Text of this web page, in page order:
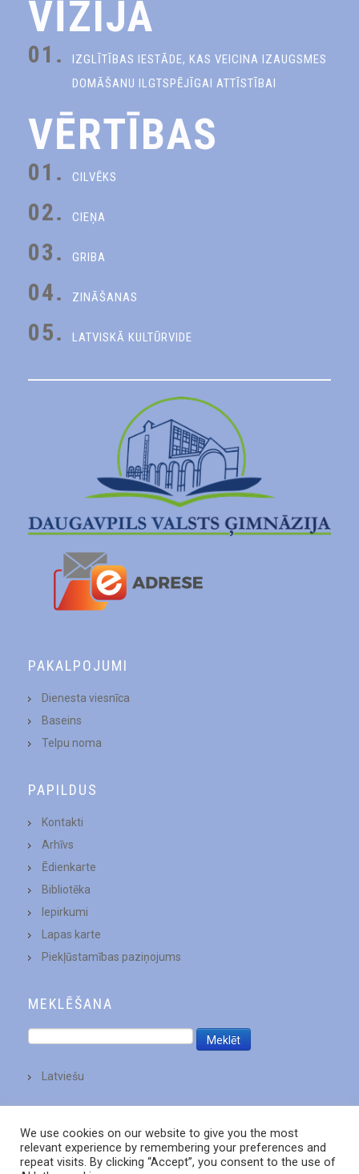
VĪZIJA
01.
IZGLĪTĪBAS IESTĀDE, KAS VEICINA IZAUGSMES
DOMĀŠANU ILGTSPĒJĪGAI ATTĪSTĪBAI
VĒRTĪBAS
01. CILVĒKS
02. CIEŅA
03. GRIBA
04. ZINĀŠANAS
05. LATVISKĀ KULTŪRVIDE
PAKALPOJUMI
Dienesta viesnīca
Baseins
Telpu noma
PAPILDUS
Kontakti
Arhīvs
Ēdienkarte
Bibliotēka
Iepirkumi
Lapas karte
Piekļūstamības paziņojums
MEKLĒŠANA
Latviešu
We use cookies on our website to give you the most
relevant experience by remembering your preferences and
repeat visits. By clicking “Accept”, you consent to the use of